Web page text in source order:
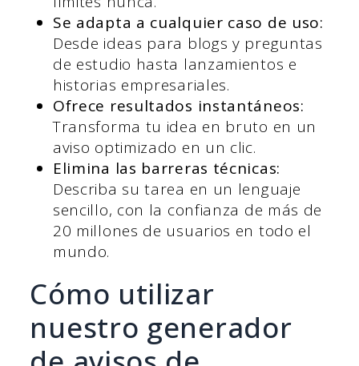
Se adapta a cualquier caso de uso:
Desde ideas para blogs y preguntas
de estudio hasta lanzamientos e
historias empresariales.
Ofrece resultados instantáneos:
Transforma tu idea en bruto en un
aviso optimizado en un clic.
Elimina las barreras técnicas:
Describa su tarea en un lenguaje
sencillo, con la confianza de más de
20 millones de usuarios en todo el
mundo.
Cómo utilizar
nuestro generador